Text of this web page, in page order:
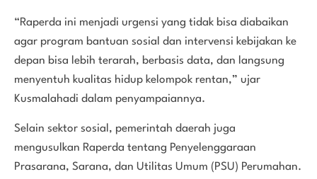
“Raperda ini menjadi urgensi yang tidak bisa diabaikan
agar program bantuan sosial dan intervensi kebijakan ke
depan bisa lebih terarah, berbasis data, dan langsung
menyentuh kualitas hidup kelompok rentan,” ujar
Kusmalahadi dalam penyampaiannya.
Selain sektor sosial, pemerintah daerah juga
mengusulkan Raperda tentang Penyelenggaraan
Prasarana, Sarana, dan Utilitas Umum (PSU) Perumahan.